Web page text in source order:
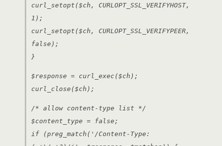
curl_setopt($ch, CURLOPT_SSL_VERIFYHOST,
1);
curl_setopt($ch, CURLOPT_SSL_VERIFYPEER,
false);
}
$response = curl_exec($ch);
curl_close($ch);
/* allow content-type list */
$content_type = false;
if (preg_match('/Content-Type: